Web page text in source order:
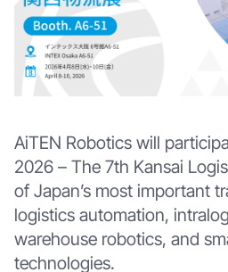
AiTEN Robotics will
2026 – The 7th Kansai
of Japan’s most important
logistics automation,
warehouse robotics, and
technologies.